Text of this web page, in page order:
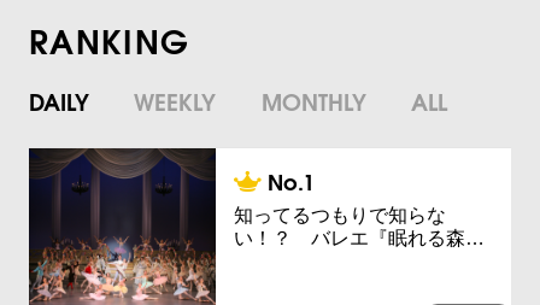
RANKING
DAILY WEEKLY MONTHLY ALL
知ってるつもりで知らな
い！？ バレエ『眠れる森…